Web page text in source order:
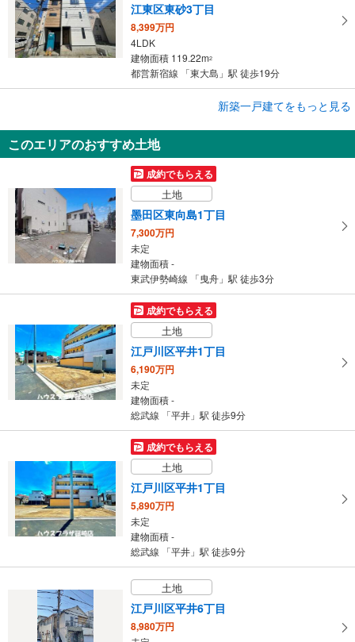
江東区東砂3丁目
8,399万円
4LDK
建物面積 119.22m2
都営新宿線 「東大島」駅 徒歩19分
墨田区京島3丁目
5,280万円
2SLDK
建物面積 79.08m
京成押上線 「京成曳舟」駅 徒歩12分
新築一戸建てをもっと見る
このエリアのおすすめ土地
成約でもらえる
土地
墨田区東向島1丁目
7,300万円
未定
建物面積 -
東武伊勢崎線 「曳舟」駅 徒歩3分
成約でもらえる
土地
江戸川区平井1丁目
6,190万円
未定
建物面積 -
総武線 「平井」駅 徒歩9分
成約でもらえる
土地
江戸川区平井1丁目
5,890万円
未定
建物面積 -
総武線 「平井」駅 徒歩9分
土地
江戸川区平井6丁目
8,980万円